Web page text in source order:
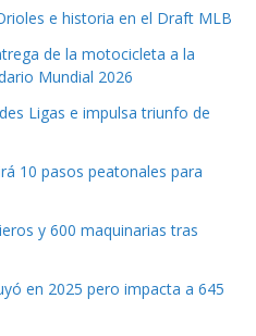
e historia en el Draft MLB
de la motocicleta a la
Mundial 2026
Ligas e impulsa triunfo de
10 pasos peatonales para
y 600 maquinarias tras
en 2025 pero impacta a 645